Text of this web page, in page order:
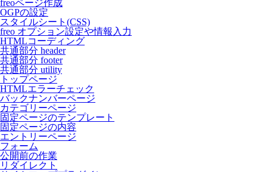
freoページ作成
OGPの設定
スタイルシート(CSS)
freo オプション設定や情報入力
HTMLコーディング
共通部分 header
共通部分 footer
共通部分 utility
トップページ
HTMLエラーチェック
バックナンバーページ
カテゴリーページ
固定ページのテンプレート
固定ページの内容
エントリーページ
フォーム
公開前の作業
リダイレクト